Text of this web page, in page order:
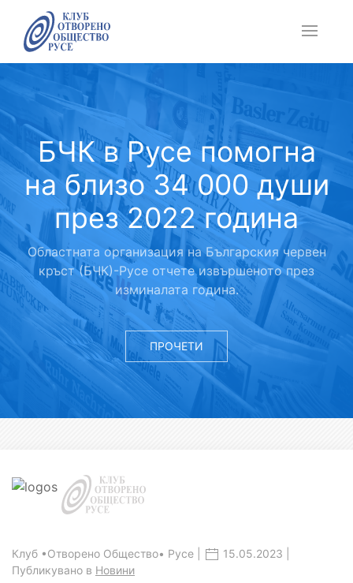
БЧК в Русе помогна
на близо 34 000 души
през 2022 година
Областната организация на Българския червен
кръст (БЧК)-Русе отчете извършеното през
изминалата година.
ПРОЧЕТИ
Клуб •Отворено Общество• Русе |
15.05.2023 |
Публикувано в Новини